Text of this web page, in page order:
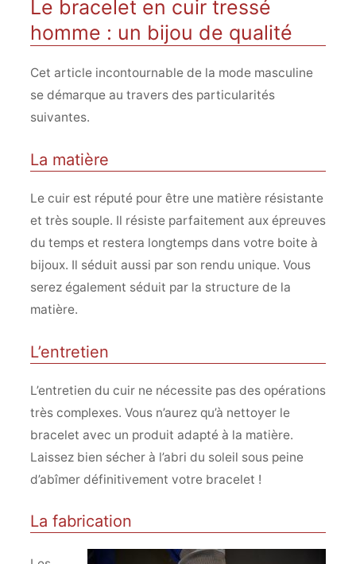
Le bracelet en cuir tressé
homme : un bijou de qualité
Cet article incontournable de la mode masculine
se démarque au travers des particularités
suivantes.
La matière
Le cuir est réputé pour être une matière résistante
et très souple. Il résiste parfaitement aux épreuves
du temps et restera longtemps dans votre boite à
bijoux. Il séduit aussi par son rendu unique. Vous
serez également séduit par la structure de la
matière.
L’entretien
L’entretien du cuir ne nécessite pas des opérations
très complexes. Vous n’aurez qu’à nettoyer le
bracelet avec un produit adapté à la matière.
Laissez bien sécher à l’abri du soleil sous peine
d’abîmer définitivement votre bracelet !
La fabrication